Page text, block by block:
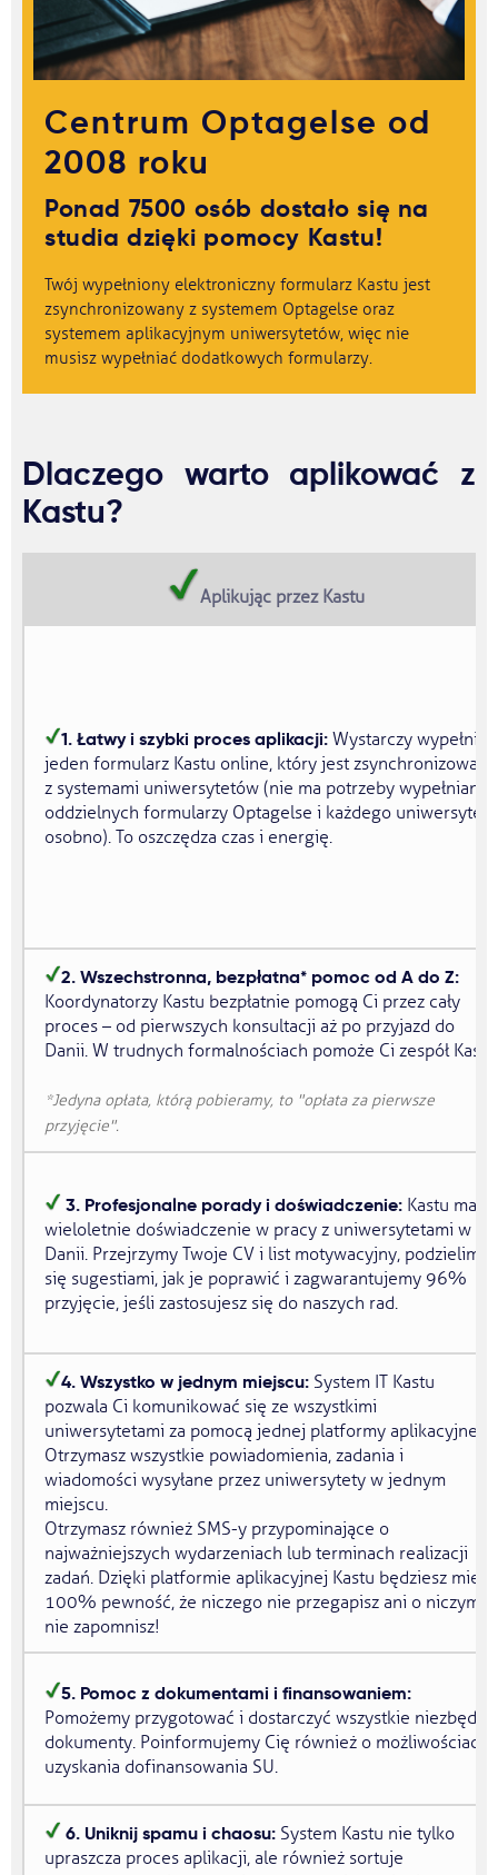
Centrum Optagelse od
2008 roku
Ponad 7500 osób dostało się na
studia dzięki pomocy Kastu!
Twój wypełniony elektroniczny formularz Kastu jest
zsynchronizowany z systemem Optagelse oraz
systemem aplikacyjnym uniwersytetów, więc nie
musisz wypełniać dodatkowych formularzy.
Dlaczego warto aplikować z
Kastu?
Aplikując przez Kastu
1. Łatwy i szybki proces aplikacji: Wystarczy wypełnić
jeden formularz Kastu online, który jest zsynchronizowany
z systemami uniwersytetów (nie ma potrzeby wypełniania
oddzielnych formularzy Optagelse i każdego uniwersytetu
osobno). To oszczędza czas i energię.
2. Wszechstronna, bezpłatna* pomoc od A do Z:
Koordynatorzy Kastu bezpłatnie pomogą Ci przez cały
proces – od pierwszych konsultacji aż po przyjazd do
Danii. W trudnych formalnościach pomoże Ci zespół Kastu.
*Jedyna opłata, którą pobieramy, to "opłata za pierwsze
przyjęcie".
3. Profesjonalne porady i doświadczenie: Kastu ma
wieloletnie doświadczenie w pracy z uniwersytetami w
Danii. Przejrzymy Twoje CV i list motywacyjny, podzielimy
się sugestiami, jak je poprawić i zagwarantujemy 96%
przyjęcie, jeśli zastosujesz się do naszych rad.
4. Wszystko w jednym miejscu: System IT Kastu
pozwala Ci komunikować się ze wszystkimi
uniwersytetami za pomocą jednej platformy aplikacyjnej.
Otrzymasz wszystkie powiadomienia, zadania i
wiadomości wysyłane przez uniwersytety w jednym
miejscu.
Otrzymasz również SMS-y przypominające o
najważniejszych wydarzeniach lub terminach realizacji
zadań. Dzięki platformie aplikacyjnej Kastu będziesz mieć
100% pewność, że niczego nie przegapisz ani o niczym
nie zapomnisz!
5. Pomoc z dokumentami i finansowaniem:
Pomożemy przygotować i dostarczyć wszystkie niezbędne
dokumenty. Poinformujemy Cię również o możliwościach
uzyskania dofinansowania SU.
6. Uniknij spamu i chaosu: System Kastu nie tylko
upraszcza proces aplikacji, ale również sortuje